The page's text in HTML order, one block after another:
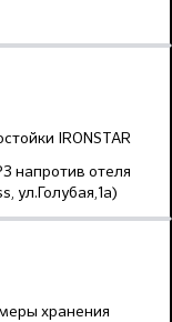
IRONSTAR
напротив отеля
ул.Голубая,1а)
хранения